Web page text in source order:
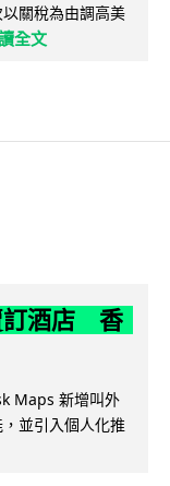
關稅為由調高美
全文
訂酒店 香
Maps 新增叫外
並引入個人化推